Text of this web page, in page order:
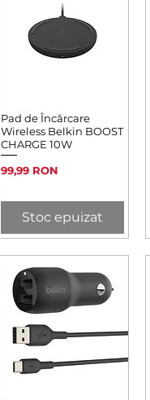
Afișare rapidă
Pad de Încărcare
Wireless Belkin BOOST
CHARGE 10W
Preț
99,99 RON
Stoc epuizat